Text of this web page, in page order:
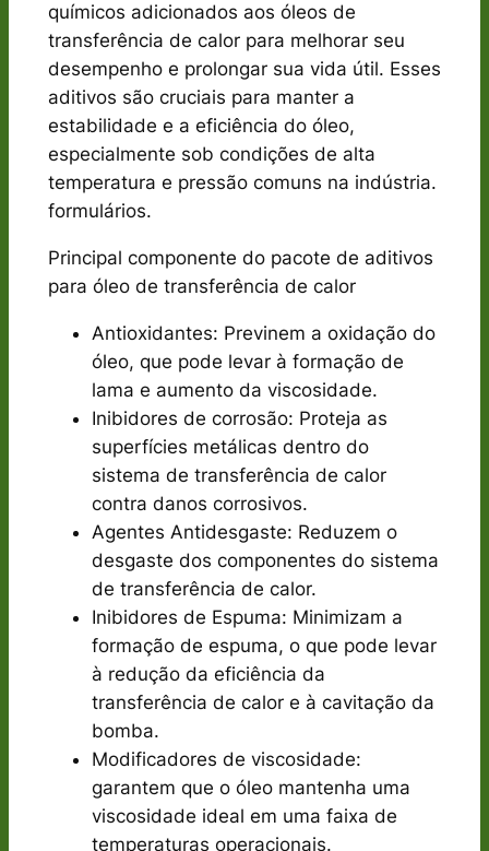
químicos adicionados aos óleos de
transferência de calor para melhorar seu
desempenho e prolongar sua vida útil. Esses
aditivos são cruciais para manter a
estabilidade e a eficiência do óleo,
especialmente sob condições de alta
temperatura e pressão comuns na indústria.
formulários.
Principal componente do pacote de aditivos
para óleo de transferência de calor
Antioxidantes: Previnem a oxidação do
óleo, que pode levar à formação de
lama e aumento da viscosidade.
Inibidores de corrosão: Proteja as
superfícies metálicas dentro do
sistema de transferência de calor
contra danos corrosivos.
Agentes Antidesgaste: Reduzem o
desgaste dos componentes do sistema
de transferência de calor.
Inibidores de Espuma: Minimizam a
formação de espuma, o que pode levar
à redução da eficiência da
transferência de calor e à cavitação da
bomba.
Modificadores de viscosidade:
garantem que o óleo mantenha uma
viscosidade ideal em uma faixa de
temperaturas operacionais.